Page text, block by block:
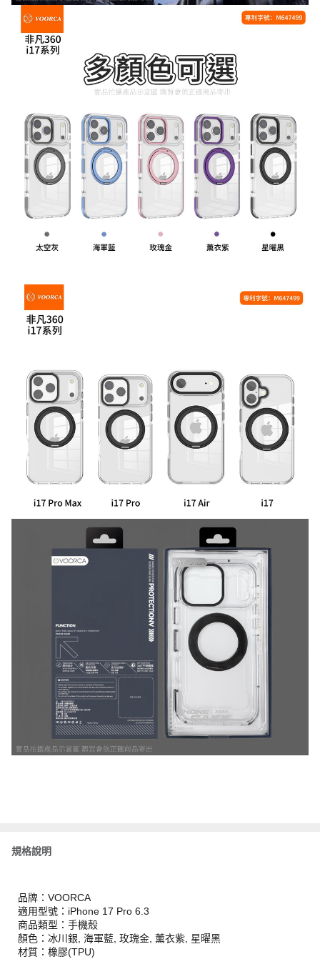
規格說明
品牌：VOORCA
適用型號：iPhone 17 Pro 6.3
商品類型：手機殼
顏色：冰川銀, 海軍藍, 玫瑰金, 薰衣紫, 星曜黑
材質：橡膠(TPU)